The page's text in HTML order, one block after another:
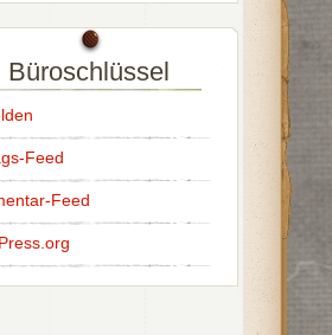
Büroschlüssel
Feed
Feed